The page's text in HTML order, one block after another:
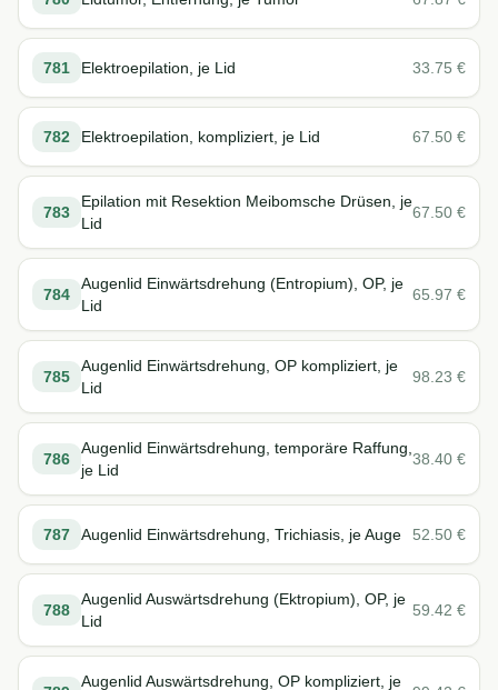
781 Elektroepilation, je Lid 33.75 €
782 Elektroepilation, kompliziert, je Lid 67.50 €
783
Epilation mit Resektion Meibomsche Drüsen, je
Lid
67.50 €
784
Augenlid Einwärtsdrehung (Entropium), OP, je
Lid
65.97 €
785
Augenlid Einwärtsdrehung, OP kompliziert, je
Lid
98.23 €
786
Augenlid Einwärtsdrehung, temporäre Raffung,
je Lid
38.40 €
787 Augenlid Einwärtsdrehung, Trichiasis, je Auge 52.50 €
788
Augenlid Auswärtsdrehung (Ektropium), OP, je
Lid
59.42 €
Augenlid Auswärtsdrehung, OP kompliziert, je